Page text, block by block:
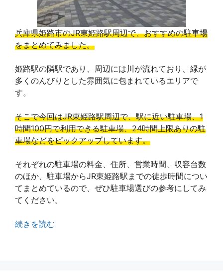
兵庫県姫路市のJR東姫路駅周辺で、おすすめの駐車場
をまとめてみました。
姫路駅の隣駅であり、周辺には川が流れており、緑が
多くのんびりとした雰囲気に包まれているエリアで
す。
そこで今回はJR東姫路駅周辺で、駅に近い駐車場、1
時間100円で利用できる駐車場、24時間上限ありの駐
車場などをピックアップしています。
それぞれの駐車場の料金、住所、営業時間、収容台数
のほか、駐車場からJR東姫路駅までの徒歩時間につい
てまとめているので、ぜひ駐車場選びの参考にしてみ
てください。
続きを読む